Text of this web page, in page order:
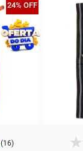
24% OFF
(16)